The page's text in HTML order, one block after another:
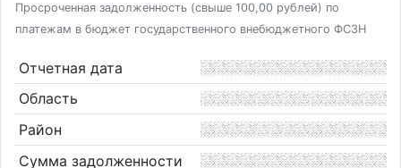
Просроченная задолженность (свыше 100,00 рублей) по
платежам в бюджет государственного внебюджетного ФСЗН
Отчетная дата
Область
Район
Сумма задолженности